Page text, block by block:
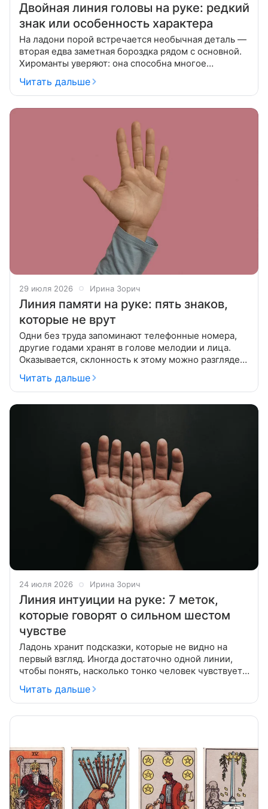
Двойная линия головы на руке: редкий
знак или особенность характера
На ладони порой встречается необычная деталь —
вторая едва заметная бороздка рядом с основной.
Хироманты уверяют: она способна многое
рассказать о работе мозга. Когда человек впервые
замечает на своей ладони
Читать дальше
29 июля 2026 Ирина Зорич
Линия памяти на руке: пять знаков,
которые не врут
Одни без труда запоминают телефонные номера,
другие годами хранят в голове мелодии и лица.
Оказывается, склонность к этому можно разглядеть
— одна из тех
Читать дальше
24 июля 2026 Ирина Зорич
Линия интуиции на руке: 7 меток,
которые говорят о сильном шестом
чувстве
Ладонь хранит подсказки, которые не видно на
первый взгляд. Иногда достаточно одной линии,
чтобы понять, насколько тонко человек чувствует
мир вокруг. Интуицию часто называют «шестым
чувством» — кто-то доверяет
Читать дальше